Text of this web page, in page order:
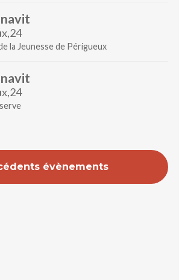
la Jeunesse de Périgueux
évènements